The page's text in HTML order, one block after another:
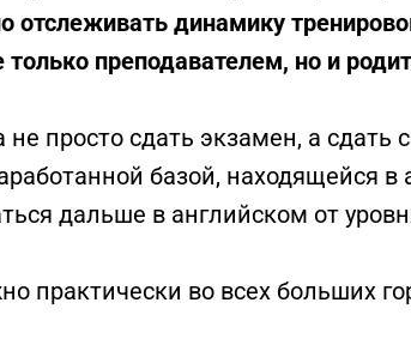
отслеживать динамику
только преподавателем, но и
не просто сдать экзамен, а сдать
базой, находящейся в
дальше в английском от
практически во всех больших